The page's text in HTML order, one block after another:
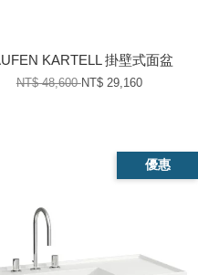
KARTELL 掛壁式面盆
NT$ 48,600NT$ 29,160
優惠